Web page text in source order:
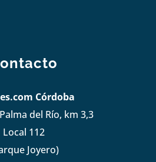
Córdoba
del Río, km 3,3
Local 112
Joyero)